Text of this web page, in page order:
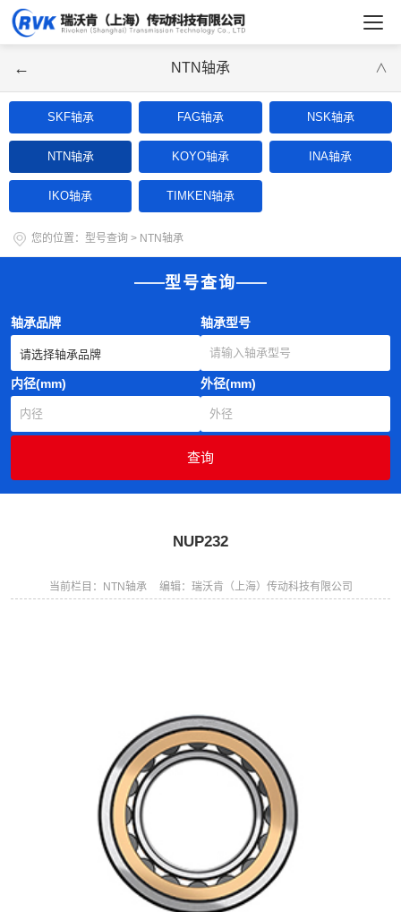
← NTN轴承 ∨
SKF轴承 FAG轴承 NSK轴承
NTN轴承 KOYO轴承 INA轴承
IKO轴承 TIMKEN轴承
您的位置： 型号查询 > NTN轴承
型号查询
轴承品牌 轴承型号
内径(mm) 外径(mm)
NUP232
当前栏目：NTN轴承 编辑：瑞沃肯（上海）传动科技有限公司